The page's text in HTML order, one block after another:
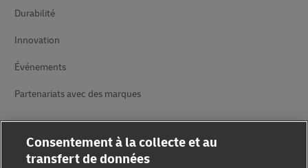
Durabilité
Innovation
Événements
Partenariats avec des marques
Consentement à la collecte et au
transfert de données